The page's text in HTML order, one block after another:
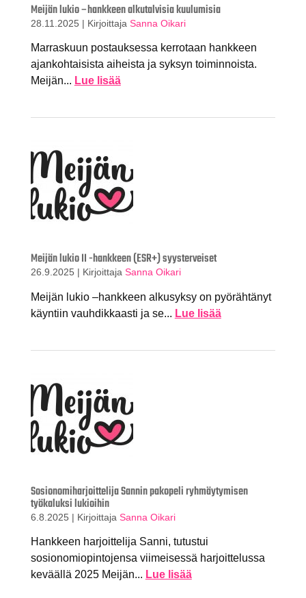
Meijän lukio –hankkeen alkutalvisia kuulumisia
28.11.2025 | Kirjoittaja Sanna Oikari
Marraskuun postauksessa kerrotaan hankkeen
ajankohtaisista aiheista ja syksyn toiminnoista.
Meijän... Lue lisää
Meijän lukio II -hankkeen (ESR+) syysterveiset
26.9.2025 | Kirjoittaja Sanna Oikari
Meijän lukio –hankkeen alkusyksy on pyörähtänyt
käyntiin vauhdikkaasti ja se... Lue lisää
Sosionomiharjoittelija Sannin pakopeli ryhmäytymisen
työkaluksi lukioihin
6.8.2025 | Kirjoittaja Sanna Oikari
Hankkeen harjoittelija Sanni, tutustui
sosionomiopintojensa viimeisessä harjoittelussa
keväällä 2025 Meijän... Lue lisää